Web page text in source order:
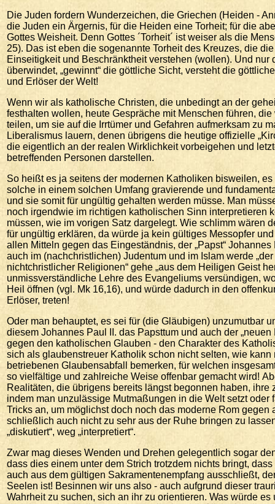
Die Juden fordern Wunderzeichen, die Griechen (Heiden -
die Juden ein Ärgernis, für die Heiden eine Torheit; für die
Gottes Weisheit. Denn Gottes ´Torheit´ ist weiser als die
25). Das ist eben die sogenannte Torheit des Kreuzes, die
Einseitigkeit und Beschränktheit verstehen (wollen). Und
überwindet, „gewinnt“ die göttliche Sicht, versteht die
und Erlöser der Welt!
Wenn wir als katholische Christen, die unbedingt an der
festhalten wollen, heute Gespräche mit Menschen führen,
teilen, um sie auf die Irrtümer und Gefahren aufmerksam zu
Liberalismus lauern, denen übrigens die heutige offizielle
die eigentlich an der realen Wirklichkeit vorbeigehen und
betreffenden Personen darstellen.
So heißt es ja seitens der modernen Katholiken bisweilen,
solche in einem solchen Umfang gravierende und
und sie somit für ungültig gehalten werden müsse. Man
noch irgendwie im richtigen katholischen Sinn interpretieren
müssen, wie im vorigen Satz dargelegt. Wie schlimm wären
für ungültig erklären, da würde ja kein gültiges Messopfer
allen Mitteln gegen das Eingeständnis, der „Papst“
auch im (nachchristlichen) Judentum und im Islam werde
nichtchristlicher Religionen“ gehe „aus dem Heiligen Geist
unmissverständliche Lehre des Evangeliums versündigen,
Heil öffnen (vgl. Mk 16,16), und würde dadurch in den
Erlöser, treten!
Oder man behauptet, es sei für (die Gläubigen) unzumutbar
diesem Johannes Paul II. das Papsttum und auch der
gegen den katholischen Glauben - den Charakter des
sich als glaubenstreuer Katholik schon nicht selten, wie
betriebenen Glaubensabfall bemerken, für welchen
so vielfältige und zahlreiche Weise offenbar gemacht wird!
Realitäten, die übrigens bereits längst begonnen haben,
indem man unzulässige Mutmaßungen in die Welt setzt
Tricks an, um möglichst doch noch das moderne Rom
schließlich auch nicht zu sehr aus der Ruhe bringen zu
„diskutiert“, weg „interpretiert“.
Zwar mag dieses Wenden und Drehen gelegentlich sogar
dass dies einem unter dem Strich trotzdem nichts bringt,
auch aus dem gültigen Sakramentenempfang ausschließt,
Seelen ist! Besinnen wir uns also - auch aufgrund dieser
Wahrheit zu suchen, sich an ihr zu orientieren. Was würde